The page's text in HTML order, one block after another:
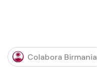
Colabora Birmania